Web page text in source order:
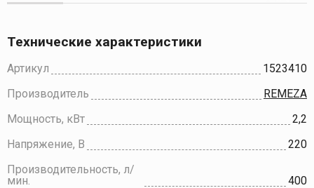
Технические характеристики
Артикул
1523410
Производитель
REMEZA
Мощность, кВт
2,2
Напряжение, В
220
Производительность, л/
мин.
400